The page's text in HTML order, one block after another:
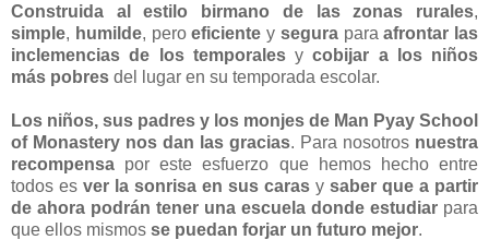
Construida al estilo birmano de las zonas rurales,
simple, humilde, peroeficiente y seguraparaafrontar las
inclemencias de los temporalesycobijar a los niños
más pobres del lugar en su temporada escolar.
Los niños, sus padres y los monjes de Man Pyay School
of Monastery nos dan las gracias. Para nosotros nuestra
recompensa por este esfuerzo que hemos hecho entre
todos es ver la sonrisa en sus caras y saber que a partir
de ahora podrán tener una escuela donde estudiar para
que ellos mismos se puedan forjar un futuro mejor.